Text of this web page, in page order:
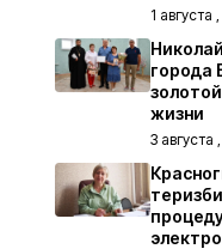
1 августа
города
жизни
3 августа